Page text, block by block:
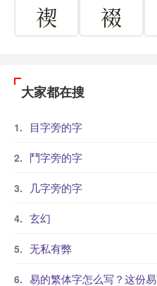
禊
裰
大家都在搜
目字旁的字
鬥字旁的字
几字旁的字
玄幻
无私有弊
易的繁体字怎么写？这份易字繁体